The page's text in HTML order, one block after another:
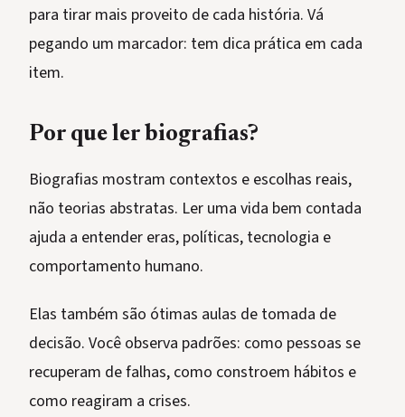
para tirar mais proveito de cada história. Vá
pegando um marcador: tem dica prática em cada
item.
Por que ler biografias?
Biografias mostram contextos e escolhas reais,
não teorias abstratas. Ler uma vida bem contada
ajuda a entender eras, políticas, tecnologia e
comportamento humano.
Elas também são ótimas aulas de tomada de
decisão. Você observa padrões: como pessoas se
recuperam de falhas, como constroem hábitos e
como reagiram a crises.